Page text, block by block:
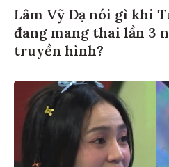
Lâm Vỹ Dạ nói gì khi
đang mang thai lần 3
truyền hình?